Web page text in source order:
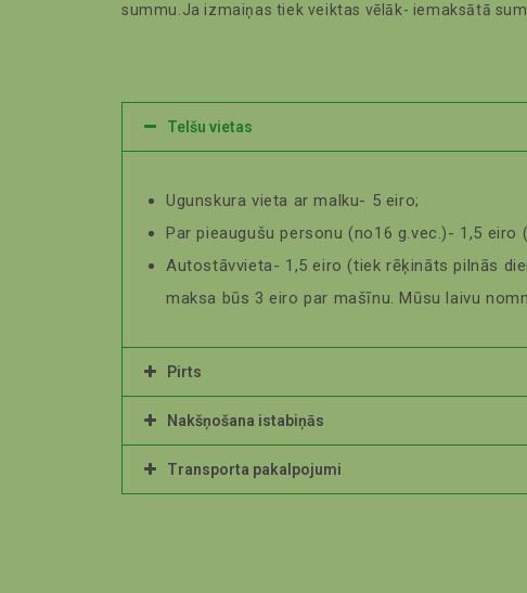
summu.Ja izmaiņas tiek veiktas vēlāk- iemaksātā
Telšu vietas
Ugunskura vieta ar malku- 5 eiro;
Par pieaugušu personu (no16 g.vec.)- 1,5
Autostāvvieta- 1,5 eiro (tiek rēķināts pilnās
maksa būs 3 eiro par mašīnu. Mūsu laivu
Pirts
Nakšņošana istabiņās
Transporta pakalpojumi